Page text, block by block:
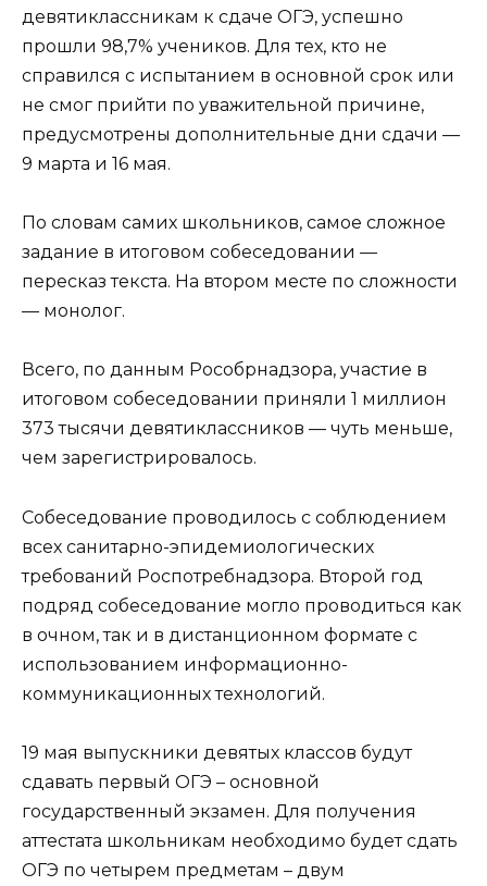
девятиклассникам к сдаче ОГЭ, успешно
прошли 98,7% учеников. Для тех, кто не
справился с испытанием в основной срок или
не смог прийти по уважительной причине,
предусмотрены дополнительные дни сдачи —
9 марта и 16 мая.
По словам самих школьников, самое сложное
задание в итоговом собеседовании —
пересказ текста. На втором месте по сложности
— монолог.
Всего, по данным Рособрнадзора, участие в
итоговом собеседовании приняли 1 миллион
373 тысячи девятиклассников — чуть меньше,
чем зарегистрировалось.
Собеседование проводилось с соблюдением
всех санитарно-эпидемиологических
требований Роспотребнадзора. Второй год
подряд собеседование могло проводиться как
в очном, так и в дистанционном формате с
использованием информационно-
коммуникационных технологий.
19 мая выпускники девятых классов будут
сдавать первый ОГЭ – основной
государственный экзамен. Для получения
аттестата школьникам необходимо будет сдать
ОГЭ по четырем предметам – двум